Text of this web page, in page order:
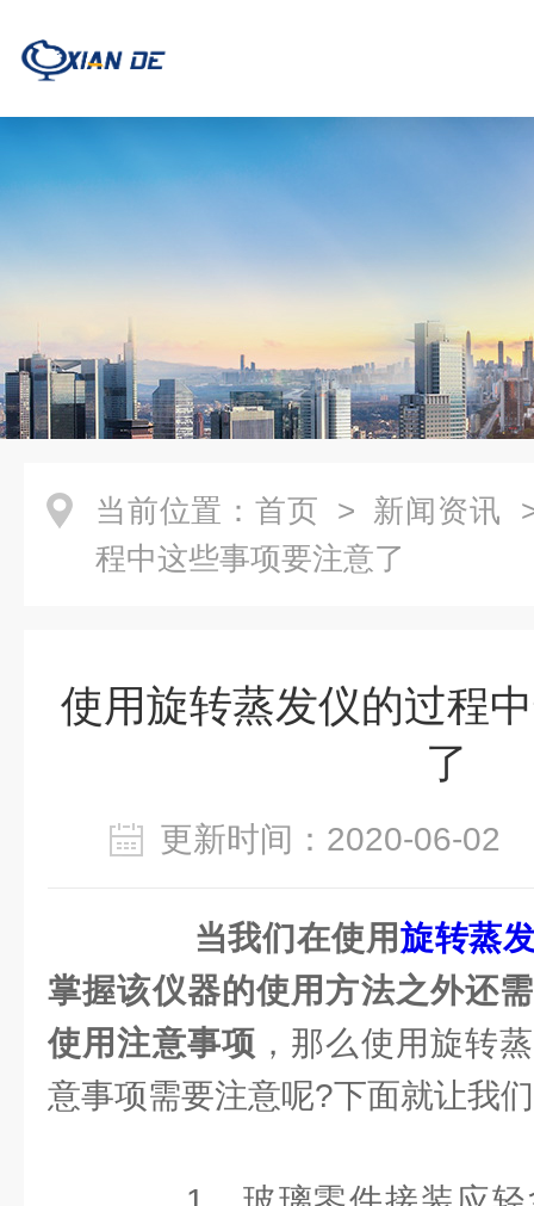
当前位置： 首页 > 新闻资讯
程中这些事项要注意了
使用旋转蒸发仪的过程
了
更新时间：2020-06-
当我们在使用旋转蒸
掌握该仪器的使用方法之外还
使用注意事项 ，那么使用旋转
意事项需要注意呢?下面就让我